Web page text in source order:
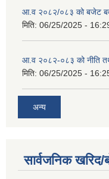
आ.व २०८२/०८३ को बजेट
मिति: 06/25/2025 -
आ.व २०८२-०८३ को नीति
मिति: 06/25/2025 -
अन्य
सार्वजनिक